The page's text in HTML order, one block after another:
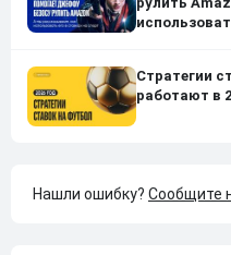
Стратегии
работают в
Нашли ошибку? Сообщите